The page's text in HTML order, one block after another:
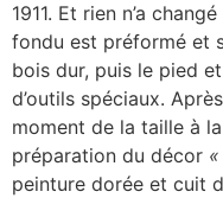
1911. Et rien n’a
fondu est préformé et
bois dur, puis le pied
d’outils spéciaux.
moment de la taille à
préparation du décor
peinture dorée et cuit